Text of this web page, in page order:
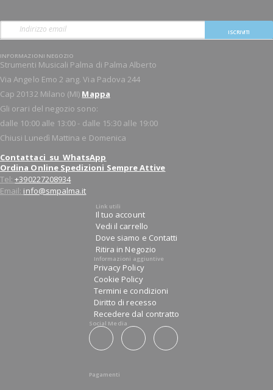
ISCRIVITI
INFORMAZIONI NEGOZIO
Strumenti Musicali Palma di Palma Alberto
Via Angelo Emo 2 ang. Via Padova 244
Cap 20132 Milano (MI) Mappa
Gli orari del negozio sono:
dalle 10:00 alle 13:00 - dalle 15:30 alle 19:00
Chiusi Lunedì Mattina e Domenica
Contattaci su WhatsApp
Ordina Online Spedizioni Sempre Attive
Tel:+390227208934
Email: info@smpalma.it
Link utili
Il tuo account
Vedi il carrello
Dove siamo e Contatti
Ritira in Negozio
Informazioni aggiuntive
Privacy Policy
Cookie Policy
Termini e condizioni
Diritto di recesso
Recedere dal contratto
Social Media
Pagamenti